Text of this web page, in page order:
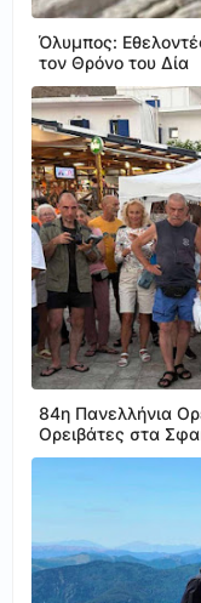
Όλυμπος:
τον Θρόνο του Δία
84η Πανελλήνια
Ορειβάτες στα